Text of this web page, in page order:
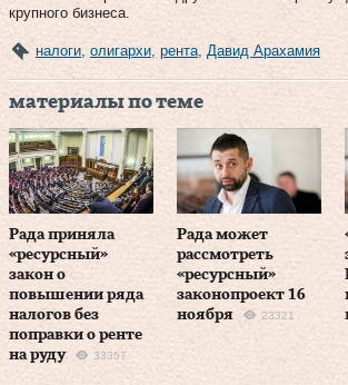
крупного бизнеса.
налоги олигархи рента Давид Арахамия
материалы по теме
Рада приняла
«ресурсный»
закон о
повышении ряда
налогов без
поправки о ренте
на руду
33357
Рада может
рассмотреть
«ресурсный»
законопроект 16
ноября
23321